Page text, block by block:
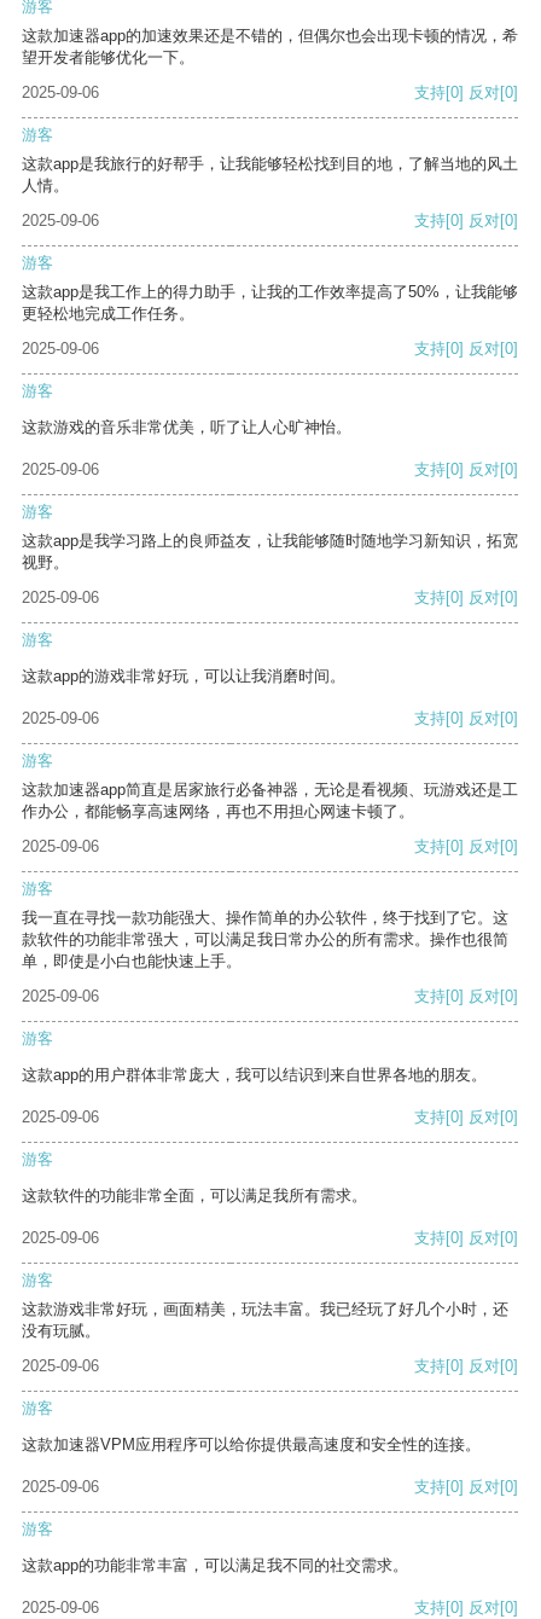
游客
这款加速器app的加速效果还是不错的，但偶尔也会出现卡顿的情况，希
望开发者能够优化一下。
2025-09-06
支持[0] 反对[0]
游客
这款app是我旅行的好帮手，让我能够轻松找到目的地，了解当地的风土
人情。
2025-09-06
支持[0] 反对[0]
游客
这款app是我工作上的得力助手，让我的工作效率提高了50%，让我能够
更轻松地完成工作任务。
2025-09-06
支持[0] 反对[0]
游客
这款游戏的音乐非常优美，听了让人心旷神怡。
2025-09-06 支持[0] 反对[0]
游客
这款app是我学习路上的良师益友，让我能够随时随地学习新知识，拓宽
视野。
2025-09-06
支持[0] 反对[0]
游客
这款app的游戏非常好玩，可以让我消磨时间。
2025-09-06 支持[0] 反对[0]
游客
这款加速器app简直是居家旅行必备神器，无论是看视频、玩游戏还是工
作办公，都能畅享高速网络，再也不用担心网速卡顿了。
2025-09-06
支持[0] 反对[0]
游客
我一直在寻找一款功能强大、操作简单的办公软件，终于找到了它。这
款软件的功能非常强大，可以满足我日常办公的所有需求。操作也很简
单，即使是小白也能快速上手。
2025-09-06
支持[0] 反对[0]
游客
这款app的用户群体非常庞大，我可以结识到来自世界各地的朋友。
2025-09-06 支持[0] 反对[0]
游客
这款软件的功能非常全面，可以满足我所有需求。
2025-09-06 支持[0] 反对[0]
游客
这款游戏非常好玩，画面精美，玩法丰富。我已经玩了好几个小时，还
没有玩腻。
2025-09-06
支持[0] 反对[0]
游客
这款加速器VPM应用程序可以给你提供最高速度和安全性的连接。
2025-09-06 支持[0] 反对[0]
游客
这款app的功能非常丰富，可以满足我不同的社交需求。
2025-09-06 支持[0] 反对[0]